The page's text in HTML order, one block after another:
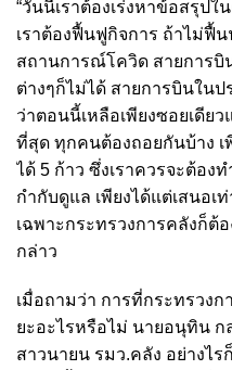
“วันนี้เราต้องเร่งหาข้อสรุป
เราต้องฟื้นฟูกิจการ ถ้าไม่ฟื้น
สถานการณ์โควิด สายการบิ
ต่างๆก็ไม่ได้ สายการบินใน
ว่าตอนนี้เหลือเพียงซอยเดีย
ที่สุด ทุกคนต้องถอยกันบ้าง เ
ได้ 5 ก้าว ซึ่งเราควรจะต้อ
กำกับดูแล เพียงได้แต่เสนอ
เฉพาะกระทรวงการคลังก็
กล่าว
เมื่อถามว่า การที่กระทรวง
ยะอะไรหรือไม่ นายอนุทิน ก
สาวนายน รมว.คลัง อย่างไ